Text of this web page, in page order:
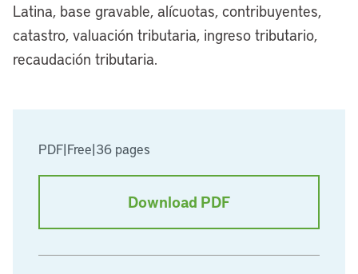
PDF|Free|36 pages
Download PDF
Latina, base gravable, alícuotas, contribuyentes,
catastro, valuación tributaria, ingreso tributario,
recaudación tributaria.